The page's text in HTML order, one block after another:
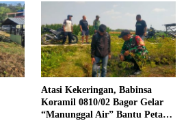
Atasi Kekeringan, Babinsa
Koramil 0810/02 Bagor Gelar
“Manunggal Air” Bantu Petani